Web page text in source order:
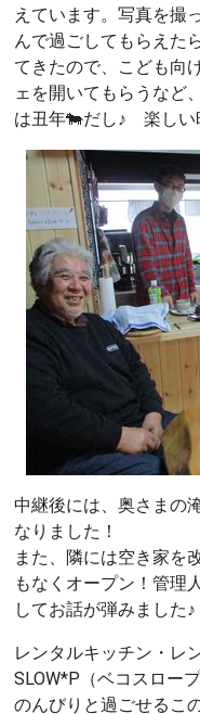
えています。写真を撮
んで過ごしてもらえた
てきたので、こども向
ェを開いてもらうなど
は丑年🐄だし♪ 楽しい
中継後には、奥さまの
なりました！
また、隣には空き家を
もなくオープン！管
してお話が弾みました
レンタルキッチン・レ
SLOW*P（ベコスロープ
のんびりと過ごせるこ